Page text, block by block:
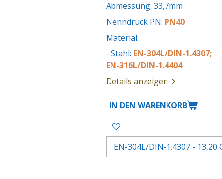
Abmessung: 33,7mm
Nenndruck PN: PN40
Material:
- Stahl: EN-304L/DIN-1.4307;
EN-316L/DIN-1.4404
Details anzeigen
IN DEN WARENKORB